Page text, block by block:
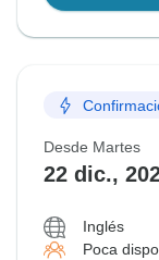
Desde Martes
22 dic.,
Inglés
Poca